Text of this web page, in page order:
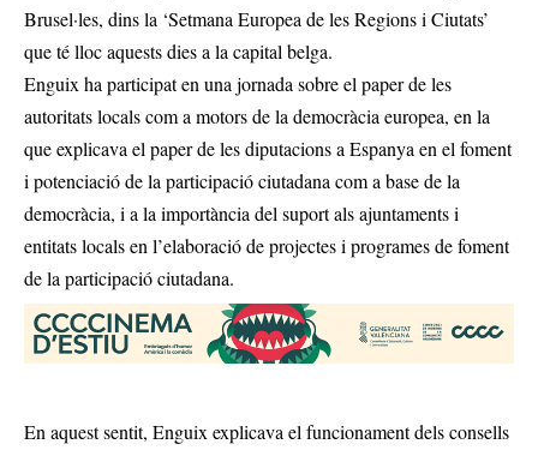
Brusel·les, dins la ‘Setmana Europea de les Regions i Ciutats’
que té lloc aquests dies a la capital belga.
Enguix ha participat en una jornada sobre el paper de les
autoritats locals com a motors de la democràcia europea, en la
que explicava el paper de les diputacions a Espanya en el foment
i potenciació de la participació ciutadana com a base de la
democràcia, i a la importància del suport als ajuntaments i
entitats locals en l’elaboració de projectes i programes de foment
de la participació ciutadana.
En aquest sentit, Enguix explicava el funcionament dels consells